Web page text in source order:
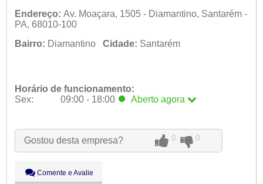
Endereço: Av. Moaçara, 1505 - Diamantino, Santarém -
PA, 68010-100
Bairro: Diamantino Cidade: Santarém
Horário de funcionamento:
Sex:
09:00 - 18:00 Aberto agora
Qua:
09:00 - 18:00
Qui:
09:00 - 18:00
Sáb:
Dom:
Fechado
Gostou desta empresa? 0 0
Comente e Avalie